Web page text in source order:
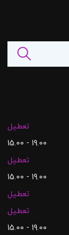
تعطیل
19.00 - 15.00
تعطیل
19.00 - 15.00
تعطیل
تعطیل
19.00 - 15.00